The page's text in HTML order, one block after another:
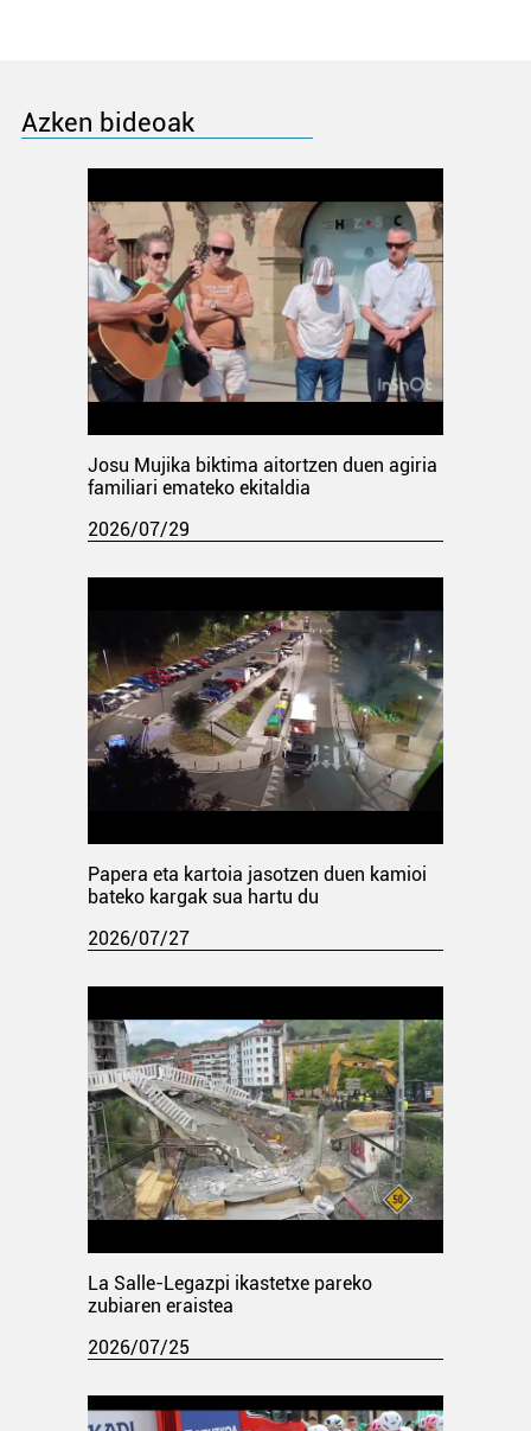
Azken bideoak
Josu Mujika biktima aitortzen duen agiria
familiari emateko ekitaldia
2026/07/29
Papera eta kartoia jasotzen duen kamioi
bateko kargak sua hartu du
2026/07/27
La Salle-Legazpi ikastetxe pareko
zubiaren eraistea
2026/07/25